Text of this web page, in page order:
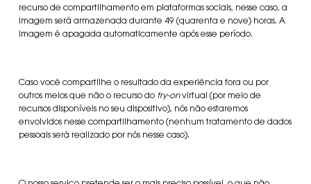
recurso de compartilhamento em plataformas sociais, nesse caso, a
imagem será armazenada durante 49 (quarenta e nove) horas. A
imagem é apagada automaticamente após esse período.
Caso você compartilhe o resultado da experiência fora ou por
outros meios que não o recurso do try-onvirtual (por meio de
recursos disponíveis no seu dispositivo), nós não estaremos
envolvidos nesse compartilhamento (nenhum tratamento de dados
pessoais será realizado por nós nesse caso).